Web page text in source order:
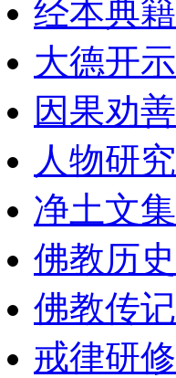
经本典籍
大德开示
因果劝善
人物研究
净土文集
佛教历史
佛教传记
戒律研修